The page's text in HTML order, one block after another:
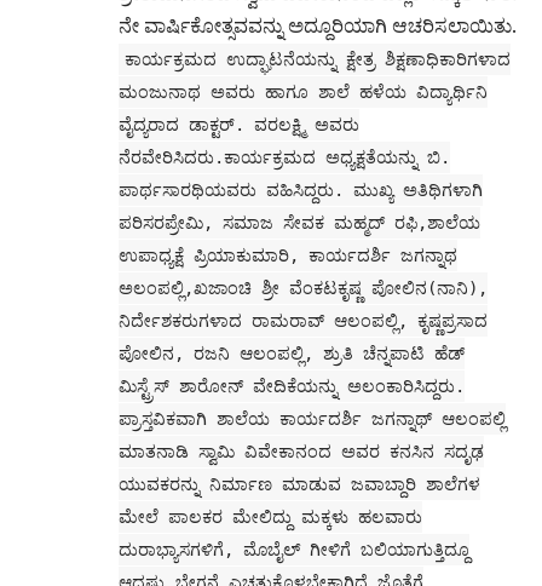
ನೇ ವಾರ್ಷಿಕೋತ್ಸವವನ್ನು ಅದ್ದೂರಿಯಾಗಿ ಆಚರಿಸಲಾಯಿತು.
ಕಾರ್ಯಕ್ರಮದ ಉದ್ಘಾಟನೆಯನ್ನು ಕ್ಷೇತ್ರ ಶಿಕ್ಷಣಾಧಿಕಾರಿಗಳಾದ
ಮಂಜುನಾಥ ಅವರು ಹಾಗೂ ಶಾಲೆ ಹಳೆಯ ವಿದ್ಯಾರ್ಥಿನಿ
ವೈದ್ಯರಾದ ಡಾಕ್ಟರ್. ವರಲಕ್ಷ್ಮಿ ಅವರು
ನೆರವೇರಿಸಿದರು.ಕಾರ್ಯಕ್ರಮದ ಅಧ್ಯಕ್ಷತೆಯನ್ನು ಬಿ.
ಪಾರ್ಥಸಾರಥಿಯವರು ವಹಿಸಿದ್ದರು. ಮುಖ್ಯ ಅತಿಥಿಗಳಾಗಿ
ಪರಿಸರಪ್ರೇಮಿ, ಸಮಾಜ ಸೇವಕ ಮಹ್ಮದ್ ರಫಿ,ಶಾಲೆಯ
ಉಪಾಧ್ಯಕ್ಷೆ ಪ್ರಿಯಾಕುಮಾರಿ, ಕಾರ್ಯದರ್ಶಿ ಜಗನ್ನಾಥ
ಅಲಂಪಲ್ಲಿ,ಖಜಾಂಚಿ ಶ್ರೀ ವೆಂಕಟಕೃಷ್ಣ ಪೋಲಿನ(ನಾನಿ),
ನಿರ್ದೇಶಕರುಗಳಾದ ರಾಮರಾವ್ ಆಲಂಪಲ್ಲಿ, ಕೃಷ್ಣಪ್ರಸಾದ
ಪೋಲಿನ, ರಜನಿ ಆಲಂಪಲ್ಲಿ, ಶ್ರುತಿ ಚೆನ್ನಪಾಟಿ ಹೆಡ್
ಮಿಸ್ಟ್ರೆಸ್ ಶಾರೋನ್ ವೇದಿಕೆಯನ್ನು ಅಲಂಕಾರಿಸಿದ್ದರು.
ಪ್ರಾಸ್ತವಿಕವಾಗಿ ಶಾಲೆಯ ಕಾರ್ಯದರ್ಶಿ ಜಗನ್ನಾಥ್ ಆಲಂಪಲ್ಲಿ
ಮಾತನಾಡಿ ಸ್ವಾಮಿ ವಿವೇಕಾನಂದ ಅವರ ಕನಸಿನ ಸದೃಢ
ಯುವಕರನ್ನು ನಿರ್ಮಾಣ ಮಾಡುವ ಜವಾಬ್ದಾರಿ ಶಾಲೆಗಳ
ಮೇಲೆ ಪಾಲಕರ ಮೇಲಿದ್ದು ಮಕ್ಕಳು ಹಲವಾರು
ದುರಾಭ್ಯಾಸಗಳಿಗೆ, ಮೊಬೈಲ್ ಗೀಳಿಗೆ ಬಲಿಯಾಗುತ್ತಿದ್ದೂ
ಆದಷ್ಟು ಬೇಗನೆ ಎಚ್ಚತ್ತುಕೊಳ್ಳಬೇಕಾಗಿದೆ ಜೊತೆಗೆ